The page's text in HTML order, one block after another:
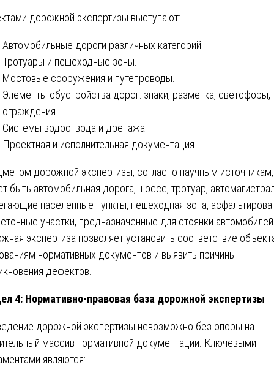
дорожной экспертизы выступают:
Автомобильные дороги различных категорий.
Тротуары и пешеходные зоны.
Мостовые сооружения и путепроводы.
Элементы обустройства дорог: знаки, разметка, светофоры,
ограждения.
Системы водоотвода и дренажа.
Проектная и исполнительная документация.
дорожной экспертизы, согласно научным источникам,
быть автомобильная дорога, шоссе, тротуар,
населенные пункты, пешеходная зона,
участки, предназначенные для стоянки автомобилей.
экспертиза позволяет установить соответствие
нормативных документов и выявить причины
дефектов.
4: Нормативно-правовая база дорожной экспертизы
дорожной экспертизы невозможно без опоры на
массив нормативной документации. Ключевыми
являются: